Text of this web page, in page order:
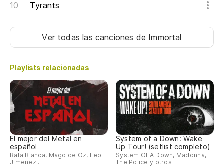
Tyrants
Ver todas las canciones de Immortal
Playlists relacionadas
El mejor del Metal en
español
Rata Blanca, Mägo de Oz, Leo
Jimenez...
System of a Down: Wake
Up Tour! (setlist completo)
System Of A Down, Madonna,
The Police y otros